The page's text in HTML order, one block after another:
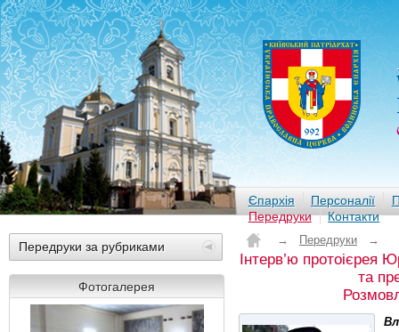
Єпархія Персоналії
Передруки
Контакти
Передруки за рубриками
Фотогалерея
→ Передруки →
Інтерв’ю протоієрея
та